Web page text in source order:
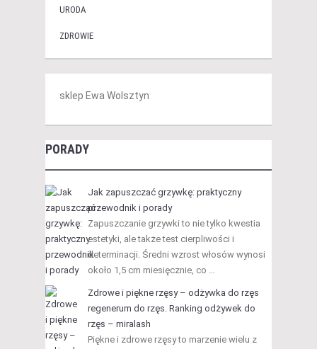
URODA
ZDROWIE
sklep Ewa Wolsztyn
PORADY
Jak zapuszczać grzywkę: praktyczny
przewodnik i porady
Zapuszczanie grzywki to nie tylko kwestia
estetyki, ale także test cierpliwości i
determinacji. Średni wzrost włosów wynosi
około 1,5 cm miesięcznie, co …
Zdrowe i piękne rzęsy – odżywka do rzęs
regenerum do rzęs. Ranking odżywek do
rzęs – miralash
Piękne i zdrowe rzęsy to marzenie wielu z